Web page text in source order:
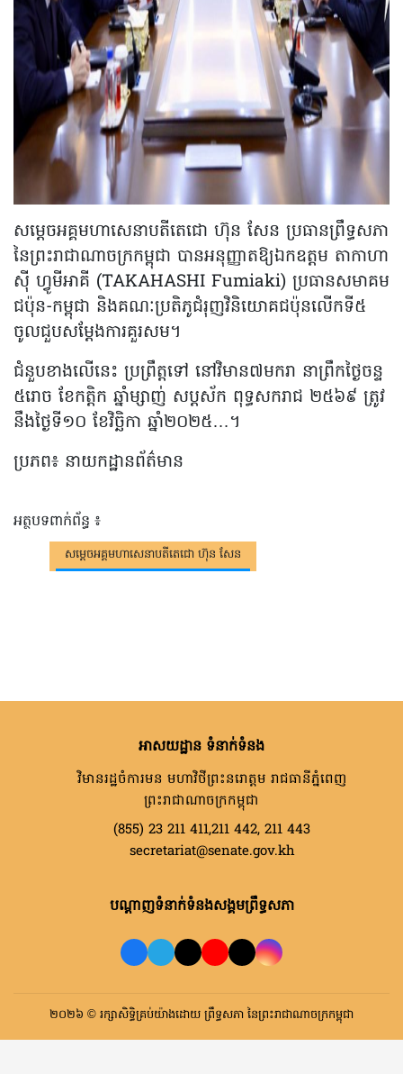
សម្តេចអគ្គមហាសេនាបតីតេជោ ហ៊ុន សែន ប្រធានព្រឹទ្ធសភា
នៃព្រះរាជាណាចក្រកម្ពុជា បានអនុញ្ញាតឱ្យឯកឧត្តម តាកាហា
ស៊ី ហ្វូមីអាគី (TAKAHASHI Fumiaki) ប្រធានសមាគម
ជប៉ុន-កម្ពុជា និងគណៈប្រតិភូជំរុញវិនិយោគជប៉ុនលើកទី៥
ចូលជួបសម្ដែងការគួរសម។
ជំនួបខាងលើនេះ ប្រព្រឹត្តទៅ នៅវិមាន៧មករា នាព្រឹកថ្ងៃចន្ទ
៥រោច ខែកត្តិក ឆ្នាំម្សាញ់ សប្តស័ក ពុទ្ធសករាជ ២៥៦៩ ត្រូវ
នឹងថ្ងៃទី១០ ខែវិច្ឆិកា ឆ្នាំ២០២៥…។
ប្រភព៖ នាយកដ្ឋានព័ត៌មាន
អត្ថបទពាក់ព័ន្ធ ៖
សម្តេចអគ្គមហាសេនាបតីតេជោ ហ៊ុន សែន
អាសយដ្ឋាន ទំនាក់ទំនង
វិមានរដ្ឋចំការមន មហាវិថីព្រះនរោត្តម រាជធានីភ្នំពេញ
ព្រះរាជាណាចក្រកម្ពុជា
(855) 23 211 411,211 442, 211 443
secretariat@senate.gov.kh
បណ្តាញទំនាក់ទំនងសង្គមព្រឹទ្ធសភា
២០២៦ © រក្សាសិទ្ធិគ្រប់យ៉ាងដោយ ព្រឹទ្ធសភា នៃព្រះរាជាណាចក្រកម្ពុជា